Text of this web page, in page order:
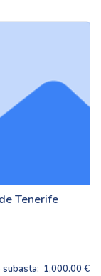
Tenerife
1,000.00 €